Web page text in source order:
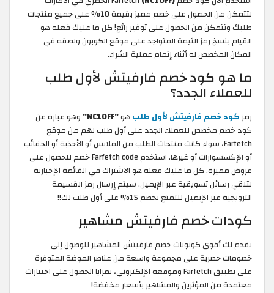
لتتمكن من الحصول على خصم مميز بقيمة 10% على جميع منتجات
طلبك وتتمكن من الحصول على توفير رائع! كل ما عليك فعله هو
القيام بنسخ رمز الثيمة المتواجد على موقع الكوبون ولصقه في
المكان المخصص له أثناء إتمام عملية الشراء.
ما هو كود خصم فارفيتش لأول طلب
للعملاء الجدد؟
رمز كود خصم فارفيتش لأول طلبهو"NC10FF"
وهو عبارة عن
كود خصم مخصص للعملاء الجدد على أول طلب لهم من موقع
Farfetch، سواء كانت منتجات الطلب من الملابس أو الأحذية أو الحقائب
أو الإكسسوارات أو غيرها. استخدم Farfetch code خصم للحصول على
عروض مميزة. كل ما عليك فعله هو الاشتراك في القائمة الإخبارية
لتلقي رسائل تسويقية عبر الإيميل. سيتم إرسال رمز القسيمة
الترويجية عبر الإيميل للتمتع بخصم 15% على أول طلب لك!!
كودات خصم فارفيتش مشاهير
نقدم لك أقوى كوبونات خصم فارفيتش المشاهير للوصول إلى
خصومات حصرية على مجموعة واسعة من عناصر الموضة المتوفرة
على تطبيق Farfetch وموقعه الإلكتروني، بمزايا الحصول على اختيارات
معتمدة من المؤثرين والمشاهير بأسعار مخفضة!